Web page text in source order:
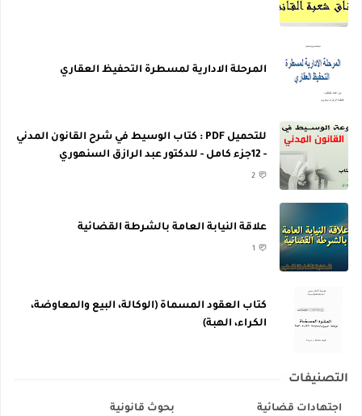
المرحلة الادارية لمسطرة التحفيظ العقاري
للتحميل PDF : كتاب الوسيط في شرح القانون المدني
- 12جزء كامل - للدكتور عبد الرازق السنهوري
2
علاقة النيابة العامة بالشرطة القضائية
1
كتاب العقود المسماة (الوكالة، البيع والمعاوضة،
الكراء، الهبة)
التصنيفات
اجتهادات قضائية بحوث قانونية